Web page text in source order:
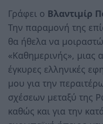
Γράφει ο Βλαντιμίρ
Την παραμονή της
θα ήθελα να
«Καθημερινής», μιας
έγκυρες ελληνικές
μου για την
σχέσεων μεταξύ της
καθώς και για την